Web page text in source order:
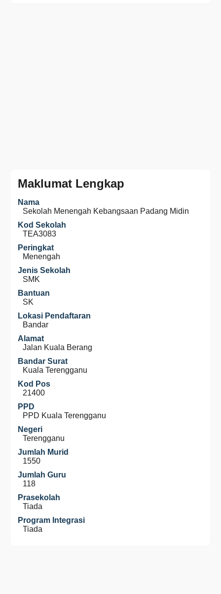
Maklumat Lengkap
Nama
Sekolah Menengah Kebangsaan Padang Midin
Kod Sekolah
TEA3083
Peringkat
Menengah
Jenis Sekolah
SMK
Bantuan
SK
Lokasi Pendaftaran
Bandar
Alamat
Jalan Kuala Berang
Bandar Surat
Kuala Terengganu
Kod Pos
21400
PPD
PPD Kuala Terengganu
Negeri
Terengganu
Jumlah Murid
1550
Jumlah Guru
118
Prasekolah
Tiada
Program Integrasi
Tiada